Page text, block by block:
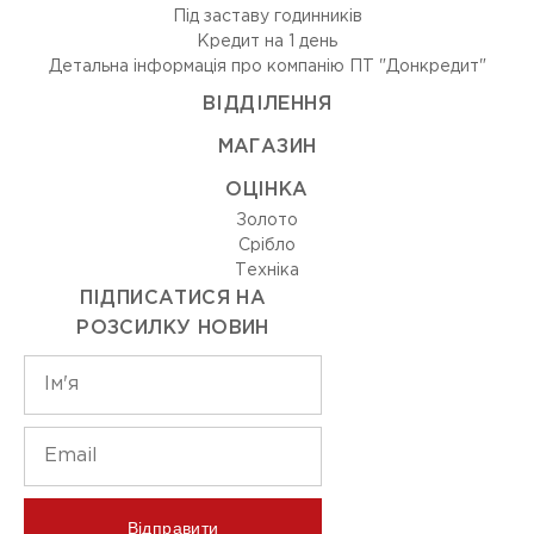
Під заставу годинників
Кредит на 1 день
Детальна інформація про компанію ПТ "Донкредит"
ВIДДIЛЕННЯ
МАГАЗИН
ОЦIНКА
Золото
Срiбло
Технiка
ПІДПИСАТИСЯ НА
РОЗСИЛКУ НОВИН
Відправити